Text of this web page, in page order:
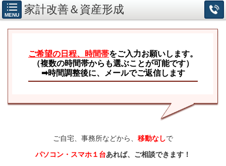
MENU 家計改善＆資産形成
ご希望の日程、時間帯をご入力お願いします。
（複数の時間帯からも選ぶことが可能です）
➡時間調整後に、メールでご返信します
ご自宅、事務所などから、 移動なしで
パソコン・スマホ１台あれば、ご相談できます！